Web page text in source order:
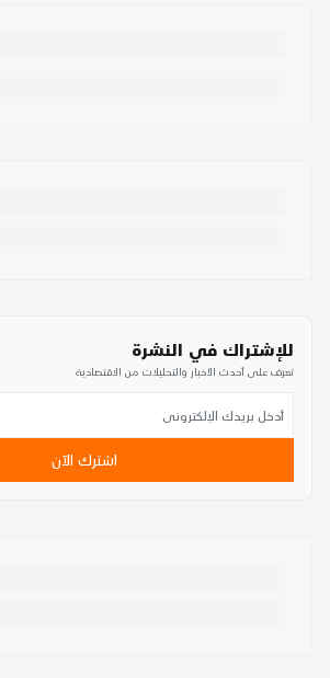
للإشتراك في النشرة
تعرف على أحدث الأخبار والتحليلات من الاقتصادية
اشترك الآن